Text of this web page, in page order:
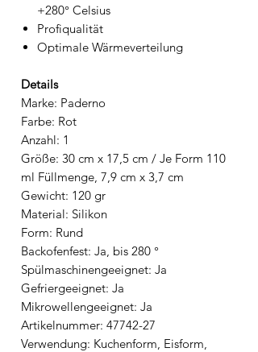
+280° Celsius
Profiqualität
Optimale Wärmeverteilung
Details
Marke: Paderno
Farbe: Rot
Anzahl: 1
Größe: 30 cm x 17,5 cm / Je Form 110
ml Füllmenge, 7,9 cm x 3,7 cm
Gewicht: 120 gr
Material: Silikon
Form: Rund
Backofenfest: Ja, bis 280 °
Spülmaschinengeeignet: Ja
Gefriergeeignet: Ja
Mikrowellengeeignet: Ja
Artikelnummer: 47742-27
Verwendung: Kuchenform, Eisform,